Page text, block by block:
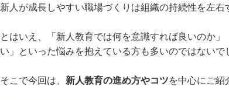
新人が成長しやすい職場づくりは組織の持続性を左右
とはいえ、「新人教育では何を意識すれば良いのか
い」といった悩みを抱えている方も多いのではないで
そこで今回は、 新人教育の進め方やコツを中心にご紹